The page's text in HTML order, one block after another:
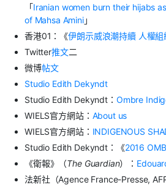
「Iranian women burn their hijabs
of Mahsa Amini」
香港01：《伊朗示威浪潮持續 人權
Twitter推文二
微博帖文
Studio Edith Dekyndt
Studio Edith Dekyndt： Ombre
WIELS官方網站： About us
WIELS官方網站： INDIGENOUS
Studio Edith Dekyndt：《2016
《衛報》（The Guardian）：
法新社（Agence France-Presse,